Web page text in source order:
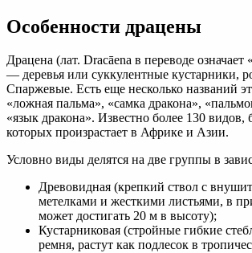
Особенности драцены
Драцена (лат. Dracāena в переводе означает
— деревья или суккулентные кустарники,
Спаржевые. Есть еще несколько названий
«ложная пальма», «самка дракона»,
«язык дракона». Известно более 130 видов,
которых произрастает в Африке и Азии.
Условно виды делятся на две группы в
Древовидная (крепкий ствол с
метелками и жесткими листьями, в
может достигать 20 м в высоту);
Кустарниковая (стройные гибкие
ремня, растут как подлесок в